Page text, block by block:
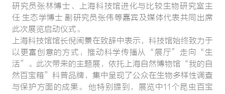
研究员张林博士、上海科技馆进化与比较生物研究室主
任 生态学博士 副研究员张伟等嘉宾及媒体代表共同出席
此次展览启动仪式。
上海科技馆馆长倪闽景在致辞中表示，科技馆始终致力于
以更富创意的方式，推动科学传播从“展厅”走向“生
活”。此次带来的主题展，依托上海自然博物馆“我的自
然百宝箱”科普品牌，集中呈现了公众在生物多样性调查
与保护方面的成果。 他特别提到，展览中11个昆虫百宝